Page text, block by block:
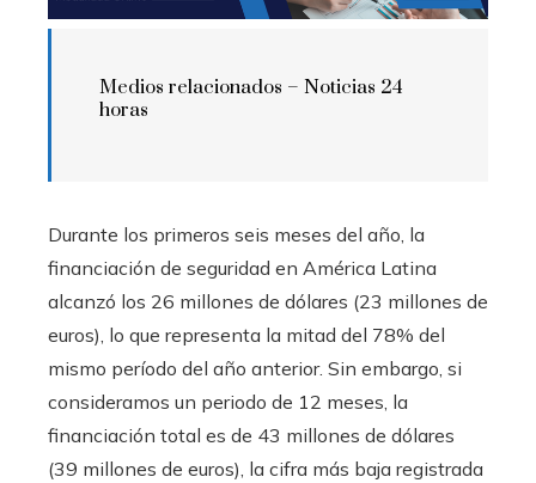
Medios relacionados – Noticias 24
horas
Durante los primeros seis meses del año, la
financiación de seguridad en América Latina
alcanzó los 26 millones de dólares (23 millones de
euros), lo que representa la mitad del 78% del
mismo período del año anterior. Sin embargo, si
consideramos un periodo de 12 meses, la
financiación total es de 43 millones de dólares
(39 millones de euros), la cifra más baja registrada